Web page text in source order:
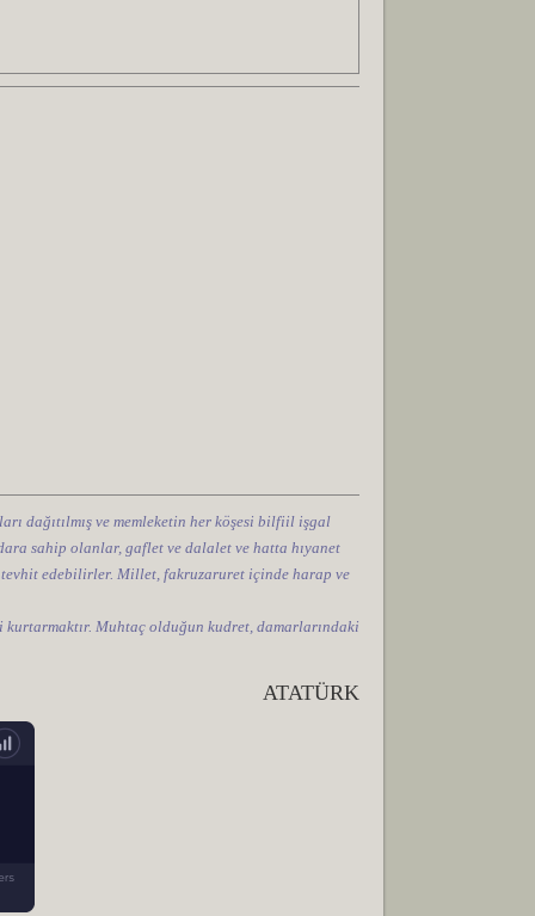
dağıtılmış ve memleketin her köşesi bilfiil işgal
sahip olanlar, gaflet ve dalalet ve hatta hıyanet
edebilirler. Millet, fakruzaruret içinde harap ve
Muhtaç olduğun kudret, damarlarındaki
ATATÜRK